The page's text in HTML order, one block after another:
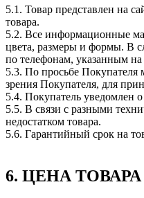
5.1. Товар представлен на
товара.
5.2. Все информационные
цвета, размеры и формы. В
по телефонам, указанным на
5.3. По просьбе Покупателя
зрения Покупателя, для
5.4. Покупатель уведомлен
5.5. В связи с разными
недостатком товара.
5.6. Гарантийный срок на
6. ЦЕНА